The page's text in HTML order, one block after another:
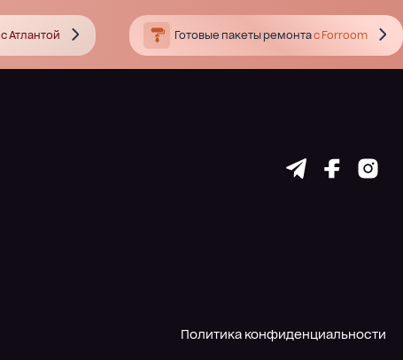
с Атлантой Готовые пакеты ремонтас Forroom
Политика конфиденциальности